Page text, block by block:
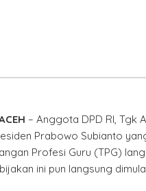
– Anggota DPD RI, Tgk
Prabowo Subianto
Profesi Guru (TPG)
ini pun langsung